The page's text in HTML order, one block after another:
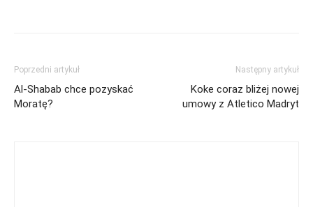
Poprzedni artykuł
Al-Shabab chce pozyskać
Moratę?
Następny artykuł
Koke coraz bliżej nowej
umowy z Atletico Madryt